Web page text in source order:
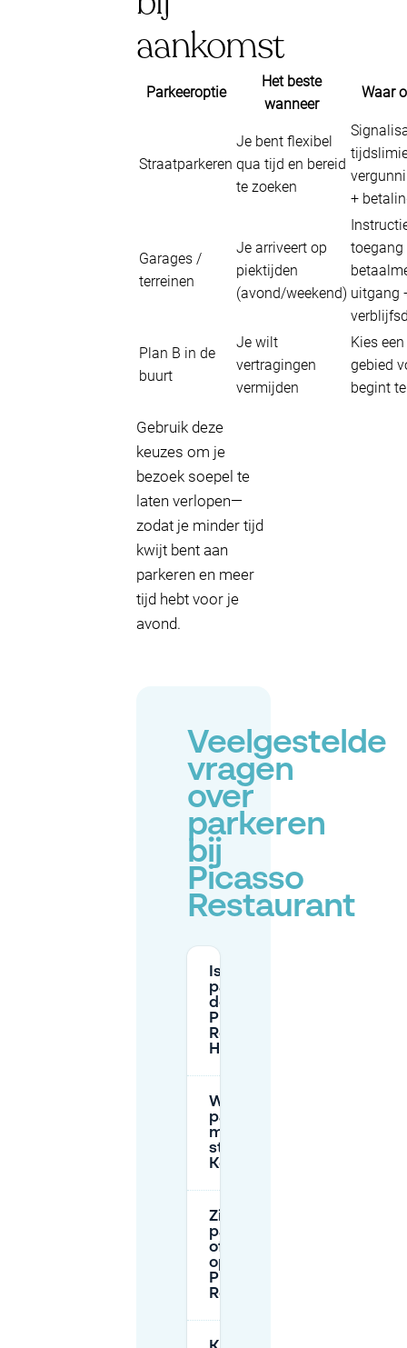
aankomst
Parkeeroptie
Het beste
wanneer
Waar
Straatparkeren
Je bent flexibel
qua tijd en bereid
te zoeken
+
Garages /
terreinen
Je arriveert op
piektijden
(avond/weekend)
toegang
uitgang
Plan B in de
buurt
Je wilt
vertragingen
vermijden
Kies
gebied
begint
Gebruik deze
keuzes om je
bezoek soepel te
laten verlopen—
zodat je minder tijd
kwijt bent aan
parkeren en meer
tijd hebt voor je
avond.
Veelgestelde
vragen
over
parkeren
bij
Picasso
Restaurant
Is er gratis
parkeren langs
de straat bij
Picasso
Restaurant in ’s-
Hertogenbosch?
Welke
parkeerrestricties
moet ik zoeken op
straten bij
Kerkstraat?
Zijn er
parkeergarages
of off-street
opties bij
Picasso
Restaurant?